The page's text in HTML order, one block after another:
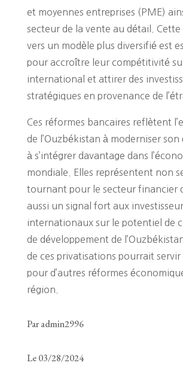
et moyennes entreprises (PME)
secteur de la vente au détail.
vers un modèle plus diversifié est
pour accroître leur compétitivité
international et attirer des
stratégiques en provenance de
Ces réformes bancaires reflètent
de l’Ouzbékistan à moderniser
à s’intégrer davantage dans
mondiale. Elles représentent non
tournant pour le secteur financier
aussi un signal fort aux
internationaux sur le potentiel de
de développement de
de ces privatisations pourrait servir
pour d’autres réformes
région.
Par admin2996
Le 03/28/2024